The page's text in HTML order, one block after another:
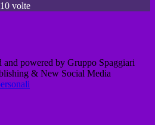
volte
powered by Gruppo Spaggiari
& New Social Media